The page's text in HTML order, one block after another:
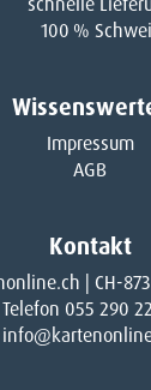
100 %
Impressum
AGB
Kontakt
| CH-
Telefon 055 290